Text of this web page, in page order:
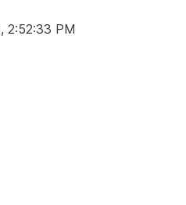
2:52:33 PM